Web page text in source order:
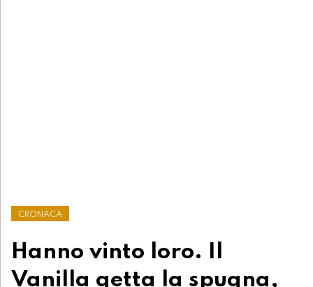
CRONACA
Hanno vinto loro. Il
Vanilla getta la spugna,